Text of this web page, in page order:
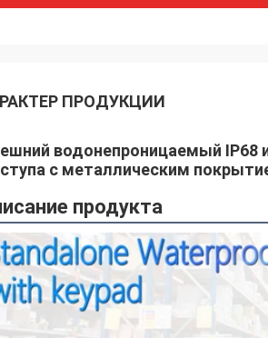
ПРОДУКЦИИ
водонепроницаемый IP68
с металлическим
продукта